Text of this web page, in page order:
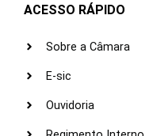
ACESSO RÁPIDO
Sobre a Câmara
E-sic
Ouvidoria